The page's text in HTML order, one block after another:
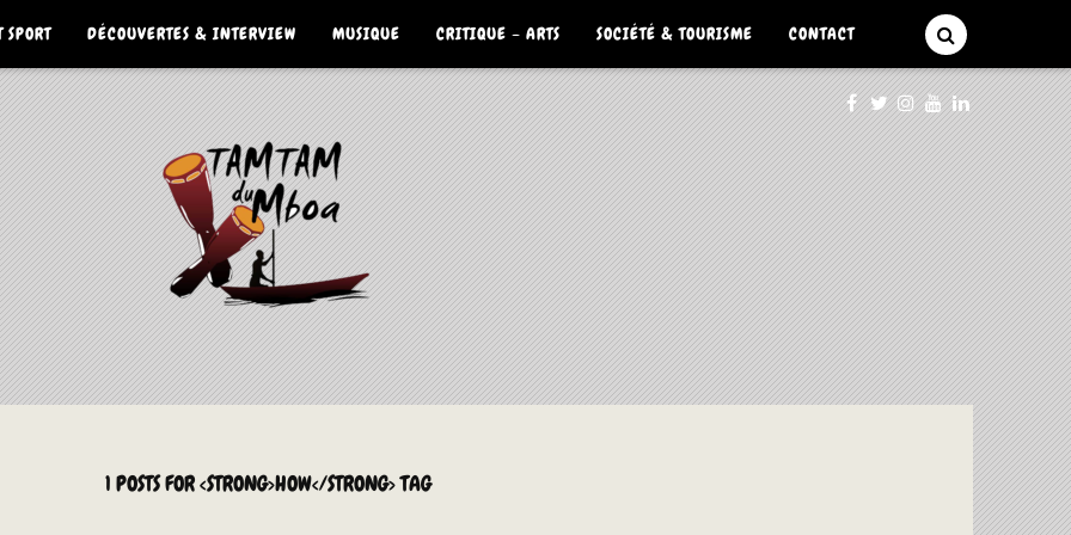
DÉCOUVERTES & INTERVIEW MUSIQUE CRITIQUE – ARTS SOCIÉTÉ & TOURISME CONTACT
1 POSTS FOR <STRONG>HOW</STRONG> TAG